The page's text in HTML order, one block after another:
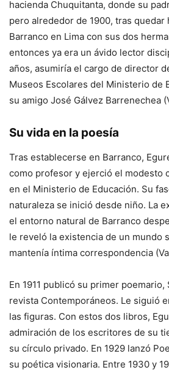
hacienda Chuquitanta, donde su
pero alrededor de 1900, tras quedar
Barranco en Lima con sus dos
entonces ya era un ávido lector
años, asumiría el cargo de director
Museos Escolares del Ministerio de
su amigo José Gálvez Barrenechea
Su vida en la poesía
Tras establecerse en Barranco,
como profesor y ejerció el modesto
en el Ministerio de Educación. Su
naturaleza se inició desde niño. La
el entorno natural de Barranco
le reveló la existencia de un mundo
mantenía íntima correspondencia
En 1911 publicó su primer poemario,
revista Contemporáneos. Le siguió
las figuras. Con estos dos libros,
admiración de los escritores de su
su círculo privado. En 1929 lanzó
su poética visionaria. Entre 1930 y